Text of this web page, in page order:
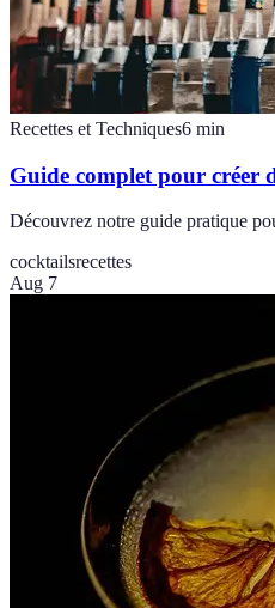
Recettes et Techniques6 min
Guide complet pour créer
Découvrez notre guide pratique
cocktailsrecettes
Aug 7